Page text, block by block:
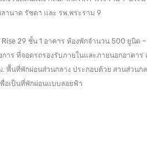
านาด รัชดา และ รพ.พระราม 9
29 ชั้น 1 อาคาร ห้องพักจำนวน 500 ยูนิต
การ ที่จอดรถรองรับภายในและภายนอกอาคา
พื้นที่พักผ่อนส่วนกลาง ประกอบด้วย สวนส่วนกล
อเป็นที่พักผ่อนแบบลอยฟ้า